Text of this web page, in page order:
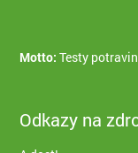
Motto: Testy
Odkazy na